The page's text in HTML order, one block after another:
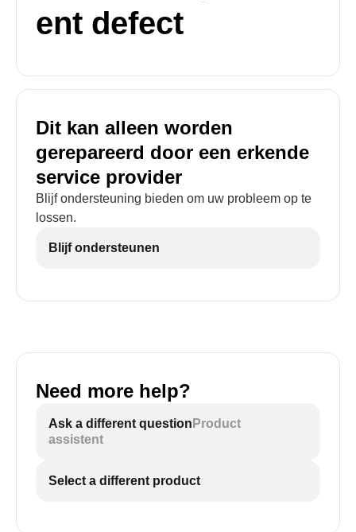
ent defect
Dit kan alleen worden
gerepareerd door een erkende
service provider
Blijf ondersteuning bieden om uw probleem op te
lossen.
Blijf ondersteunen
Need more help?
Ask a different question Product
assistent
Select a different product